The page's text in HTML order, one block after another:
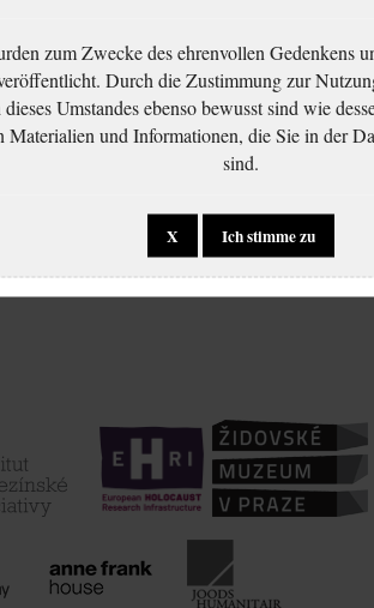
zum Zwecke des ehrenvollen Gedenkens
Durch die Zustimmung zur
dieses Umstandes ebenso bewusst sind wie
Materialien und Informationen, die Sie in der
sind.
X Ich stimme zu